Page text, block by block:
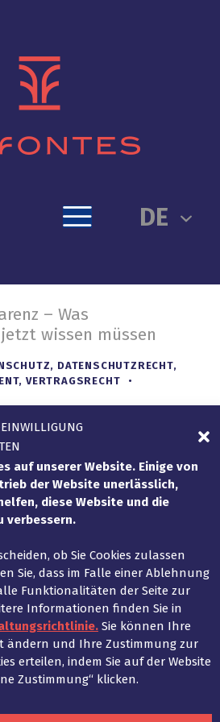
auf unserer Website. Einige von
der Website unerlässlich,
diese Website und die
verbessern.
ob Sie Cookies zulassen
Sie, dass im Falle einer Ablehnung
Funktionalitäten der Seite zur
Informationen finden Sie in
Sie können Ihre
ändern und Ihre Zustimmung zur
erteilen, indem Sie auf der Website
Zustimmung“ klicken.
DE
– Was
wissen müssen
, DATENSCHUTZRECHT,
,VERTRAGSRECHT
zur Entgelttransparenz mit
Chancen für Unternehmen
der CNIL für
und
CNIL
Juli 2024 ihre lang
zur
von mobilen Apps. Diese